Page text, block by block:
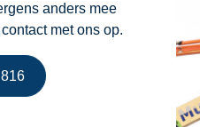
anders mee
met ons op.